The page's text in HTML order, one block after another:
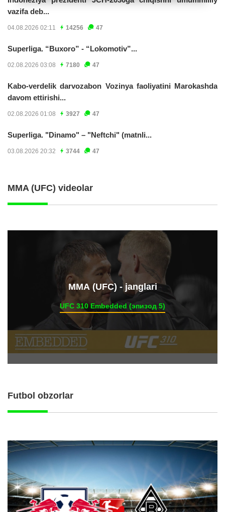
vazifa deb...
04.08.2026 02:11 14256 47
Superliga. “Buxoro” - “Lokomotiv”...
02.08.2026 03:08 7180 47
Kabo-verdelik darvozabon Vozinya faoliyatini Marokashda
davom ettirishi...
02.08.2026 01:08 3927 47
Superliga. "Dinamo" – "Neftchi" (matnli...
03.08.2026 20:32 3744 47
MMA (UFC) videolar
ММА (UFC) - janglari
UFC 310 Embedded (эпизод 5)
Futbol obzorlar